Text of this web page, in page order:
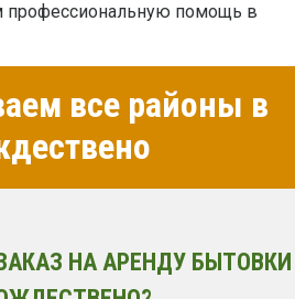
профессиональную помощь в
все районы в
НА АРЕНДУ БЫТОВКИ